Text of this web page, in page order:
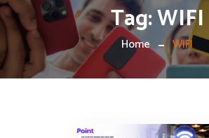
Tag:WIFI
Home WIFI